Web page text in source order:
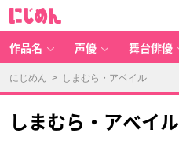
作品名 声優 舞台俳優
にじめん > しまむら・アベイル
しまむら・アベイル